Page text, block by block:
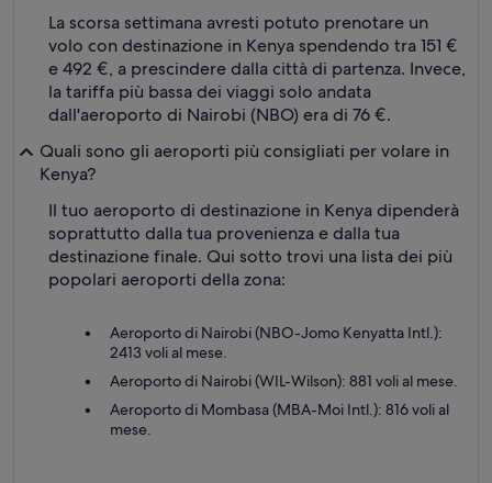
La scorsa settimana avresti potuto prenotare un
volo con destinazione in Kenya spendendo tra 151 €
e 492 €, a prescindere dalla città di partenza. Invece,
la tariffa più bassa dei viaggi solo andata
dall'aeroporto di Nairobi (NBO) era di 76 €.
Quali sono gli aeroporti più consigliati per volare in
Kenya?
Il tuo aeroporto di destinazione in Kenya dipenderà
soprattutto dalla tua provenienza e dalla tua
destinazione finale. Qui sotto trovi una lista dei più
popolari aeroporti della zona:
Aeroporto di Nairobi (NBO-Jomo Kenyatta Intl.):
2413 voli al mese.
Aeroporto di Nairobi (WIL-Wilson): 881 voli al mese.
Aeroporto di Mombasa (MBA-Moi Intl.): 816 voli al
mese.